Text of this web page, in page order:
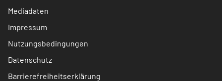
Mediadaten
Impressum
Nutzungsbedingungen
Datenschutz
Barrierefreiheitserklärung